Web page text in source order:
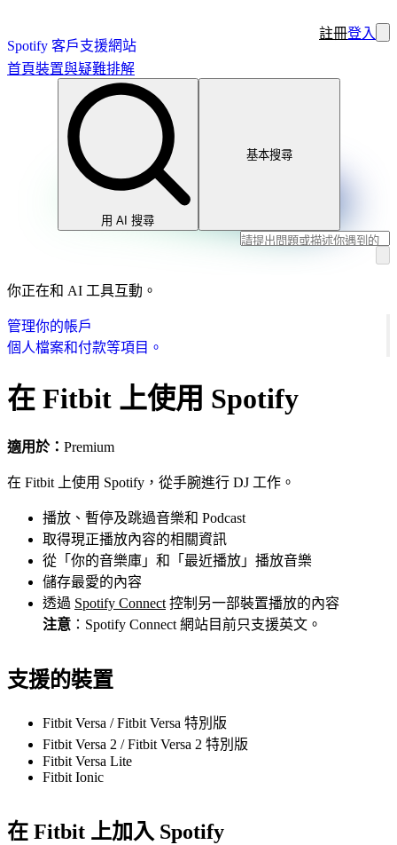
Spotify 客戶支援網站
註冊登入
首頁裝置與疑難排解
用 AI 搜尋
基本搜尋
你正在和 AI 工具互動。
管理你的帳戶
個人檔案和付款等項目。
在 Fitbit 上使用 Spotify
適用於： Premium
在 Fitbit 上使用 Spotify，從手腕進行 DJ 工作。
播放、暫停及跳過音樂和 Podcast
取得現正播放內容的相關資訊
從「你的音樂庫」和「最近播放」播放音樂
儲存最愛的內容
透過 Spotify Connect 控制另一部裝置播放的內容
注意 ：Spotify Connect 網站目前只支援英文。
支援的裝置
Fitbit Versa / Fitbit Versa 特別版
Fitbit Versa 2 / Fitbit Versa 2 特別版
Fitbit Versa Lite
Fitbit Ionic
在 Fitbit 上加入 Spotify